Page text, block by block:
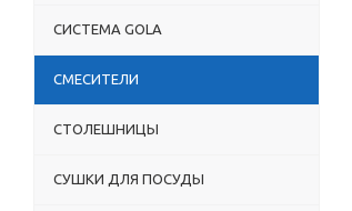
СИСТЕМА GOLA
СМЕСИТЕЛИ
СТОЛЕШНИЦЫ
СУШКИ ДЛЯ ПОСУДЫ